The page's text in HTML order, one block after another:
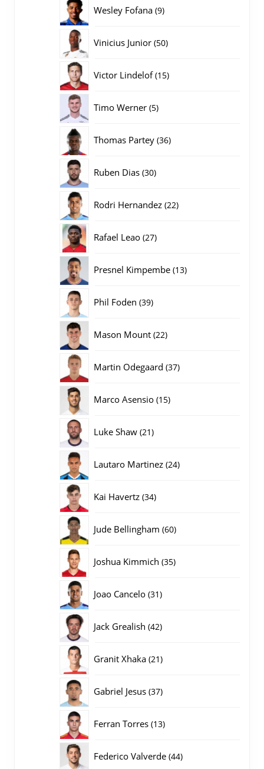
Wesley Fofana 99
Vinicius Junior 5050
Victor Lindelof 1515
Timo Werner 55
Thomas Partey 3636
Ruben Dias 3030
Rodri Hernandez 2222
Rafael Leao 2727
Presnel Kimpembe 1313
Phil Foden 3939
Mason Mount 2222
Martin Odegaard 3737
Marco Asensio 1515
Luke Shaw 2121
Lautaro Martinez 2424
Kai Havertz 3434
Jude Bellingham 6060
Joshua Kimmich 3535
Joao Cancelo 3131
Jack Grealish 4242
Granit Xhaka 2121
Gabriel Jesus 3737
Ferran Torres 1313
Federico Valverde 4444